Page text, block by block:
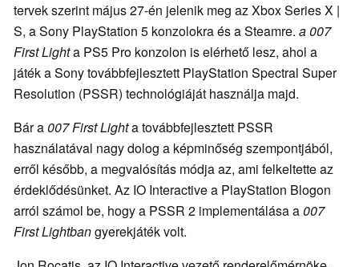
tervek szerint május 27-én jelenik meg az Xbox Series X |
S, a Sony PlayStation 5 konzolokra és a Steamre. a 007
First Lighta PS5 Pro konzolon is elérhető lesz, ahol a
játék a Sony továbbfejlesztett PlayStation Spectral Super
Resolution (PSSR) technológiáját használja majd.
Bár a007 First Lighta továbbfejlesztett PSSR
használatával nagy dolog a képminőség szempontjából,
erről később, a megvalósítás módja az, ami felkeltette az
érdeklődésünket. Az IO Interactive a PlayStation Blogon
arról számol be, hogy a PSSR 2 implementálása a007
First Lightbangyerekjáték volt.